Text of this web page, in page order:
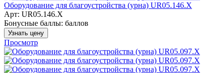
Оборудование для благоустройства (урна) UR05.146.Х
Арт: UR05.146.Х
Бонусные баллы: баллов
Узнать цену
Просмотр